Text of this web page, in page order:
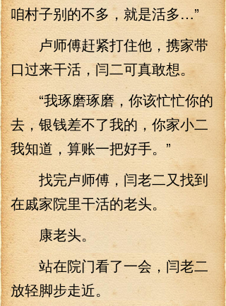
咱村子别的不多，就是活多…”
卢师傅赶紧打住他，携家带
口过来干活，闫二可真敢想。
“我琢磨琢磨，你该忙忙你的
去，银钱差不了我的，你家小二
我知道，算账一把好手。”
找完卢师傅，闫老二又找到
在戚家院里干活的老头。
康老头。
站在院门看了一会，闫老二
放轻脚步走近。